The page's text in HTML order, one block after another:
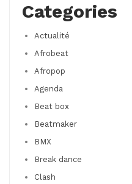
Categories
Actualité
Afrobeat
Afropop
Agenda
Beat box
Beatmaker
BMX
Break dance
Clash